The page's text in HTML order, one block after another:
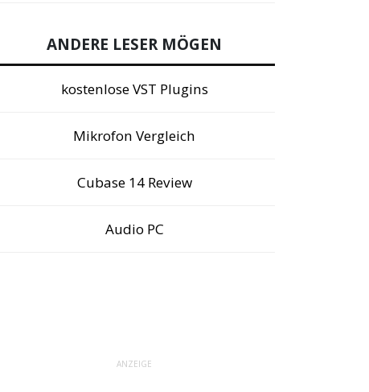
ANDERE LESER MÖGEN
kostenlose VST Plugins
Mikrofon Vergleich
Cubase 14 Review
Audio PC
ANZEIGE